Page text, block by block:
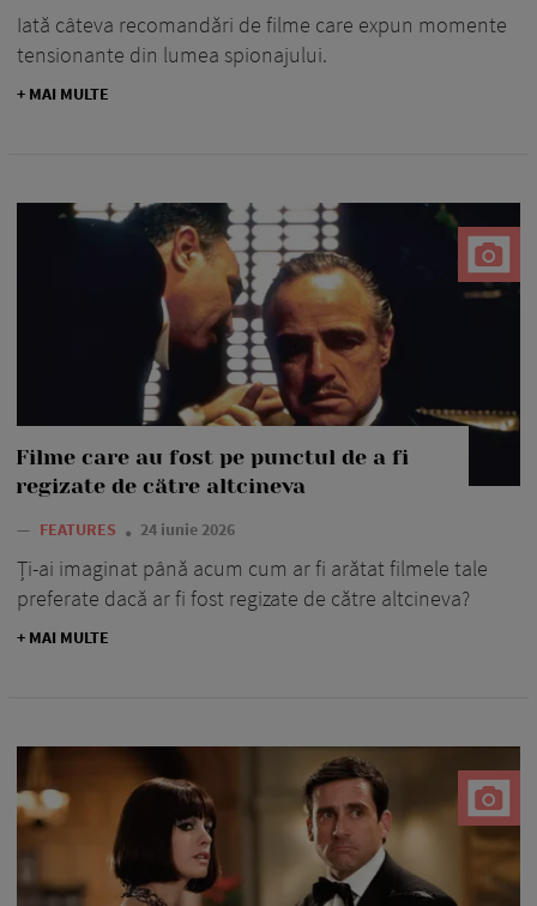
Iată câteva recomandări de filme care expun momente
tensionante din lumea spionajului.
+ MAI MULTE
Filme care au fost pe punctul de a fi
regizate de către altcineva
— FEATURES 24 iunie 2026
Ți-ai imaginat până acum cum ar fi arătat filmele tale
preferate dacă ar fi fost regizate de către altcineva?
+ MAI MULTE